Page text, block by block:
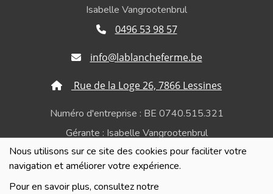
Nous utilisons sur ce site des cookies pour faciliter votre
navigation et améliorer votre expérience.
Pour en savoir plus, consultez notre
Isabelle Vangrootenbrul
0496 53 98 57
info@lablancheferme.be
Rue de la Loge 26, 7866 Lessines
Numéro d'entreprise : BE 0740.515.321
Gérante : Isabelle Vangrootenbrul
Politique de confidentialité et de respect de la vie
privée